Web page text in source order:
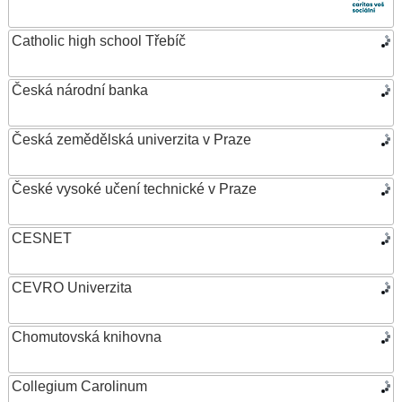
Catholic high school Třebíč
Česká národní banka
Česká zemědělská univerzita v Praze
České vysoké učení technické v Praze
CESNET
CEVRO Univerzita
Chomutovská knihovna
Collegium Carolinum